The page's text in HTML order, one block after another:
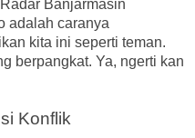
Banjarmasin
adalah caranya
kita ini seperti teman.
berpangkat. Ya, ngerti kan
Konflik